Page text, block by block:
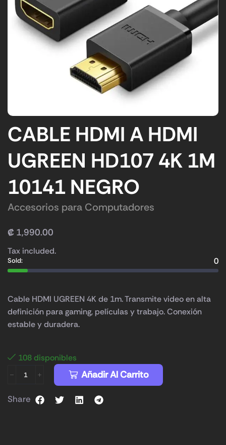
CABLE HDMI A HDMI
UGREEN HD107 4K 1M
10141 NEGRO
Accesorios para Computadores
₡ 1,990.00
Tax included.
Sold: 0
Cable HDMI UGREEN 4K de 1m. Transmite video en alta
definición para gaming, películas y trabajo. Conexión
estable y duradera.
108 disponibles
Añadir Al Carrito
Share